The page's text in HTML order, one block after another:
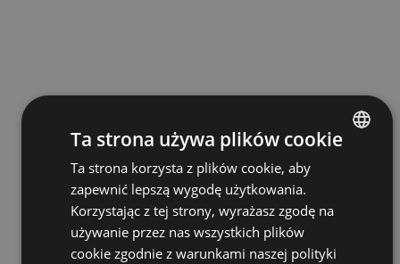
POLISH
ENGLISH
UKRAINIAN
Ta strona używa plików cookie
Ta strona korzysta z plików cookie, aby
zapewnić lepszą wygodę użytkowania.
Korzystając z tej strony, wyrażasz zgodę na
używanie przez nas wszystkich plików
cookie zgodnie z warunkami naszej polityki